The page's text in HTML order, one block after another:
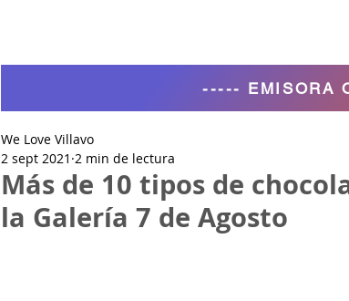
Más de 10 tipos de
la Galería 7 de Agosto
We Love Villavo
2 sept 2021 2 min de lectura
----- EMISORA